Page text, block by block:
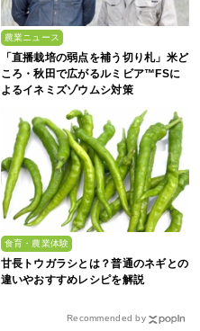
農業ニュース
「直播栽培の弱点を補う切り札」米ど
ころ・秋田で広がるルミビア™FSに
よるイネミズゾウムシ対策
食育・農業体験
甘長トウガラシとは？普通のネギとの
違いやおすすめレシピを解説
Recommended by